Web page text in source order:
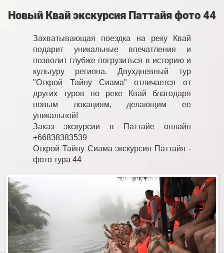
Новый Квай экскурсия Паттайя фото 44
Захватывающая поездка на реку Квай
подарит уникальные впечатления и
позволит глубже погрузиться в историю и
культуру региона. Двухдневный тур
"Открой Тайну Сиама" отличается от
других туров по реке Квай благодаря
новым локациям, делающим ее
уникальной!
Заказ экскурсии в Паттайе онлайн
+66838383539
Открой Тайну Сиама экскурсия Паттайя -
фото тура 44